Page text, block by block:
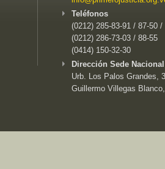
Teléfonos
(0212) 285-83-91 / 87-50 /
(0212) 286-73-03 / 88-55
(0414) 150-32-30
Dirección Sede
Urb. Los Palos Grandes,
Guillermo Villegas